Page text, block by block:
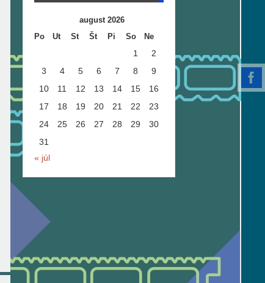
august 2026
Po
Ut St Št Pi So Ne
1
2
3
4 5 6 7 8
9
10
11 12 13 14 15
16
17
18 19 20 21 22
23
24
25 26 27 28 29
30
31
« júl